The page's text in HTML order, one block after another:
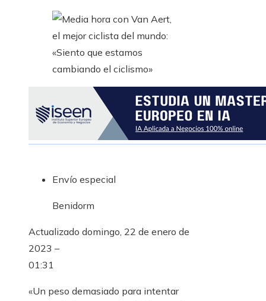
Envío especial
Benidorm
Actualizado domingo, 22 de enero de
2023 –
01:31
«Un peso demasiado para intentar